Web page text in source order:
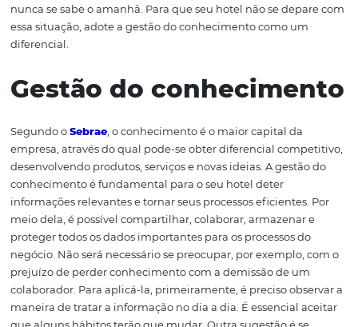
imagine a dor de cabeça que seria um pedido
demissão daquele colaborador experiente, que detém
habilidades e os conhecimentos sobre o seu hotel. Além
empresa também teria que arcar com o tempo
bem-estar da sua equipe. Perder um funcionário
pode custar muito para o seu hotel. Por isso, o negócio
ter total controle sobre os seus processos, não podendo
depender unicamente do trabalho de um colaborador,
nunca se sabe o amanhã. Para que seu hotel não se
essa situação, adote a gestão do conhecimento como
diferencial.
Gestão do